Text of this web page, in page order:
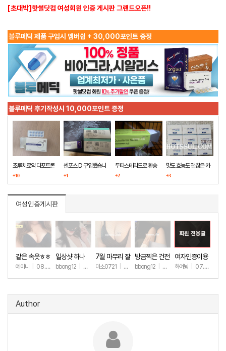
[초대박]핫썰닷컴 여성회원 인증 게시판 그랜드오픈!!
블루메딕 제품 구입시 멤버쉽 + 30,000포인트 증정
블루메딕 후기작성시 10,000포인트 증정
조루치료약 다포트론
구매했습니다
+10
센포스 D 구입했습니
다
+1
두타스테리드로 환승
+2
맛도 효능도 괜찮은 카
마그라
+3
여성인증게시판
같은 속옷ㅎㅎ
예이니 08.04 +64
일상샷 하나
bbong12 07.31+89
7월 마무리 잘
하세요🫶
미소0721 07.31+244
방금찍은 건전
한 일상샷
bbong12 07.28+89
회원 전용글
여자인증이용
ㅎㅎ
화여뉭 07.27
Author